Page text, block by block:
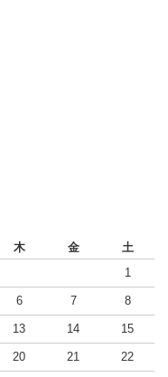
木 金
土
1
6 7 8
13 14 15
20 21 22